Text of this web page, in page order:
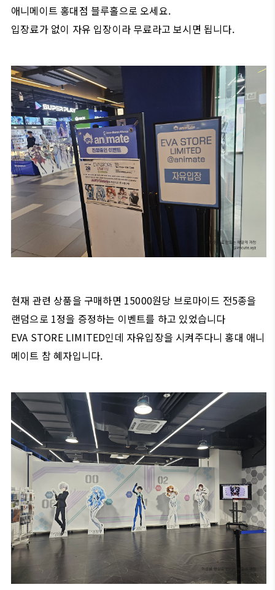
애니메이트 홍대점 블루홀으로 오세요.
입장료가 없이 자유 입장이라 무료라고 보시면 됩니다.
현재 관련 상품을 구매하면 15000원당 브로마이드 전5종을
랜덤으로 1정을 증정하는 이벤트를 하고 있었습니다
EVA STORE LIMITED인데 자유입장을 시켜주다니 홍대 애니
메이트 참 혜자입니다.